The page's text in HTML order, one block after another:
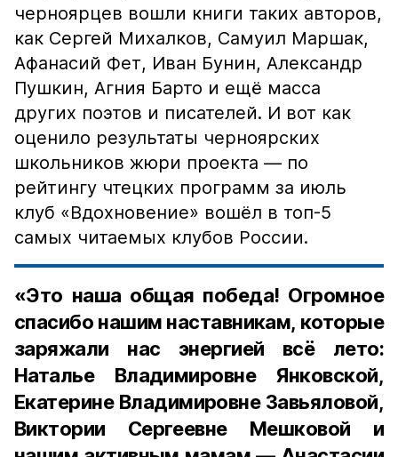
черноярцев вошли книги таких авторов,
как Сергей Михалков, Самуил Маршак,
Афанасий Фет, Иван Бунин, Александр
Пушкин, Агния Барто и ещё масса
других поэтов и писателей. И вот как
оценило результаты черноярских
школьников жюри проекта — по
рейтингу чтецких программ за июль
клуб «Вдохновение» вошёл в топ-5
самых читаемых клубов России.
«Это наша общая победа! Огромное
спасибо нашим наставникам, которые
заряжали нас энергией всё лето:
Наталье Владимировне Янковской,
Екатерине Владимировне Завьяловой,
Виктории Сергеевне Мешковой и